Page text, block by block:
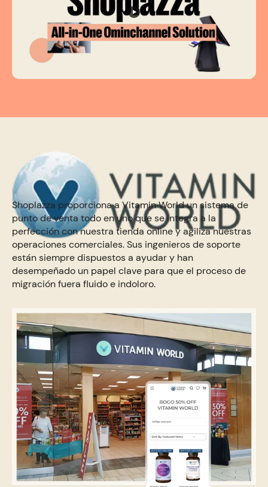
Shoplazza proporciona a Vitamin World un sistema de
punto de venta todo en uno que se integra a la
perfección con nuestra tienda online y agiliza nuestras
operaciones comerciales. Sus ingenieros de soporte
están siempre dispuestos a ayudar y han
desempeñado un papel clave para que el proceso de
migración fuera fluido e indoloro.